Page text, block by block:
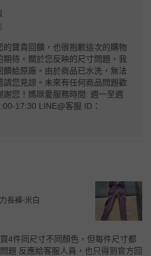
的寶貴回饋，也很抱歉這次的購物
期待。關於您反映的尺寸問題，我
饋給原廠。由於商品已水洗，無法
請您見諒。未來有任何商品問題歡
謝您！媽咪愛服務時間: 週一至週
17:30 LINE@客服 ID：
長褲-米白
4件同尺寸不同顏色，但每件尺寸都
題 反應給客服人員，也只得到官方回